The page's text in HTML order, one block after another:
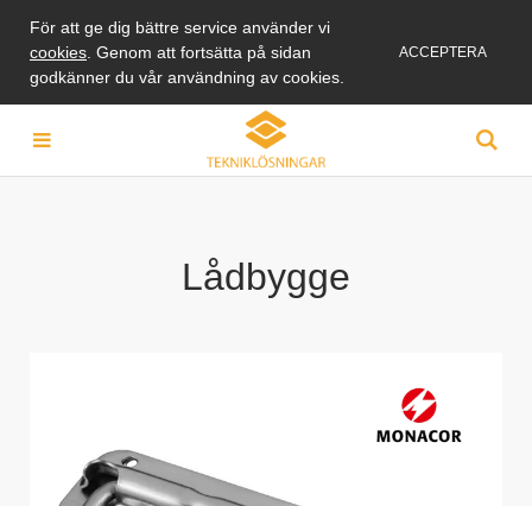
För att ge dig bättre service använder vi
cookies . Genom att fortsätta på sidan
godkänner du vår användning av cookies.
ACCEPTERA
Lådbygge